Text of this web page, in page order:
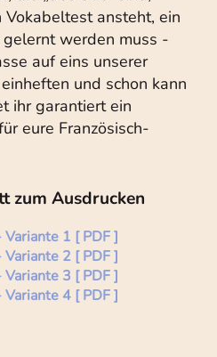
ansteht, ein
werden muss -
auf eins unserer
und schon kann
ihr garantiert ein
eure Französisch-
zum Ausdrucken
1 [ PDF ]
2 [ PDF ]
3 [ PDF ]
4 [ PDF ]